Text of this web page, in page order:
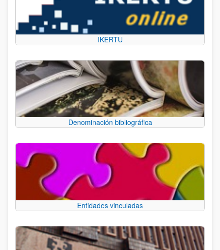
IKERTU
Denominación bibliográfica
Entidades vinculadas